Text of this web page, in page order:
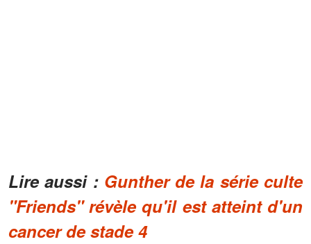
Lire aussi : Gunther de la série culte
"Friends" révèle qu'il est atteint d'un
cancer de stade 4